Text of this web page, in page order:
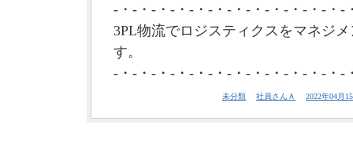
-・-・-・-・-・-・-・-・-・-・-・-・-
3PL物流でロジスティクスをマネジ
す。
-・-・-・-・-・-・-・-・-・-・-・-・-
未分類 社員さんＡ 2022年04月